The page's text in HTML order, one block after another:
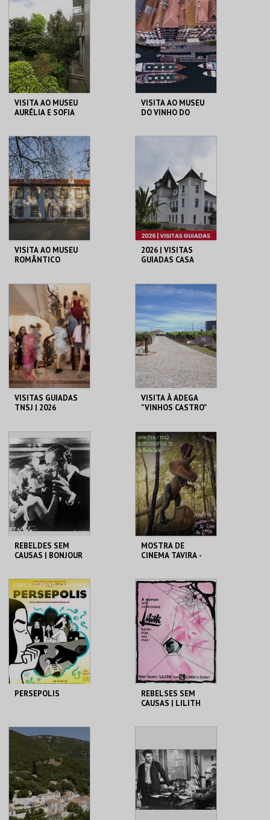
MAIS INFO
COMPRAR
MAIS INFO
COMPRAR
VISITA AO MUSEU
AURÉLIA E SOFIA
MUSEU AURÉLIA E
SOFIA
MAIS INFO
COMPRAR
VISITA AO MUSEU
DO VINHO DO
MAIS INFO
COMPRAR
VISITA AO MUSEU
ROMÂNTICO
MUSEU ROMÂNTICO
MAIS INFO
COMPRAR
2026 | VISITAS
GUIADAS CASA
CASA-MUSEU EGAS
MAIS INFO
COMPRAR
VISITAS GUIADAS
TNSJ | 2026
TEATRO NACIONAL
SÃO JOÃO
MAIS INFO
COMPRAR
VISITA À ADEGA
"VINHOS CASTRO"
CASTRO SOC. AGRO
PECUÁRIA
MAIS INFO
COMPRAR
REBELDES SEM
CAUSAS | BONJOUR
CINEMATECA
MAIS INFO
COMPRAR
MOSTRA DE
CINEMA TAVIRA -
CLAUSTROS
CONVENTO CARMO
MAIS INFO
COMPRAR
PERSEPOLIS
CASA DO CINEMA
DE COIMBRA
MAIS INFO
COMPRAR
REBELSES SEM
CAUSAS | LILITH
MAIS INFO
COMPRAR